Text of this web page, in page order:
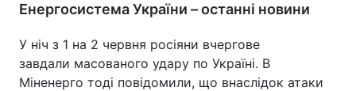
Енергосистема України – останні новини
У ніч з 1 на 2 червня росіяни вчергове
завдали масованого удару по Україні. В
Міненерго тоді повідомили, що внаслідок атаки